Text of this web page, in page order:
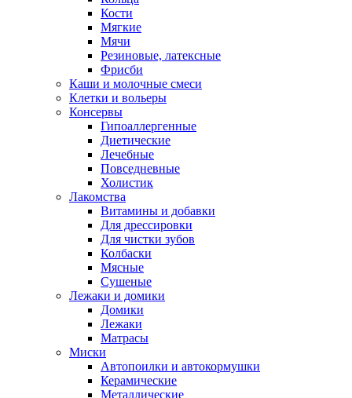
Кости
Мягкие
Мячи
Резиновые, латексные
Фрисби
Каши и молочные смеси
Клетки и вольеры
Консервы
Гипоаллергенные
Диетические
Лечебные
Повседневные
Холистик
Лакомства
Витамины и добавки
Для дрессировки
Для чистки зубов
Колбаски
Мясные
Сушеные
Лежаки и домики
Домики
Лежаки
Матрасы
Миски
Автопоилки и автокормушки
Керамические
Металлические